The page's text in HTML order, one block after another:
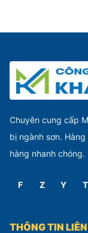
Chuyên cung cấp
bị ngành sơn.
hàng nhanh chóng.
F Z Y T
THÔNG TIN